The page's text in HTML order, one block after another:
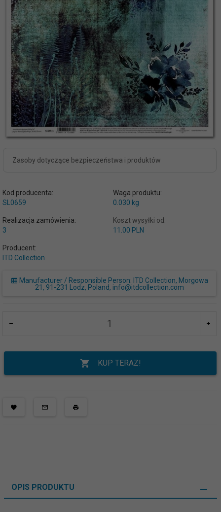
Zasoby dotyczące bezpieczeństwa i produktów
Kod producenta:
SL0659
Waga produktu:
0.030 kg
Realizacja zamówienia:
3
Koszt wysyłki od:
11.00 PLN
Producent:
ITD Collection
Manufacturer / Responsible Person: ITD Collection, Morgowa
21, 91-231 Lodz, Poland, info@itdcollection.com
KUP TERAZ!
OPIS PRODUKTU